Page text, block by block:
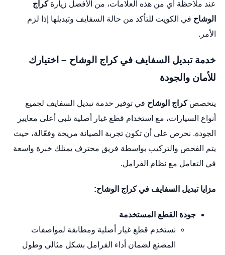
عند ملاحظة أي من هذه العلامات، من الأفضل زيارة كراج
الوشاح في الكويت للتأكد من حالة السفايف وتبديلها إذا لزم
الأمر.
خدمة تبديل السفايف في كراج الوشاح – اختيارك
للأمان والجودة
يتخصصكراج الوشاح في توفير خدمة تبديل السفايف لجميع
أنواع السيارات، مع استخدام قطع غيار أصلية تلبي أعلى معايير
الجودة. نحرص على أن تكون تجربة الصيانة مريحة وفعّالة، حيث
يتم الفحص والتركيب بواسطة فريق محترف يمتلك خبرة واسعة
في التعامل مع نظام الفرامل.
مزايا تبديل السفايف في كراج الوشاح:
جودة القطع المستخدمة
نستخدم قطع غيار أصلية ومطابقة لمواصفات
المصنع لضمان أداء الفرامل بشكل مثالي وطول